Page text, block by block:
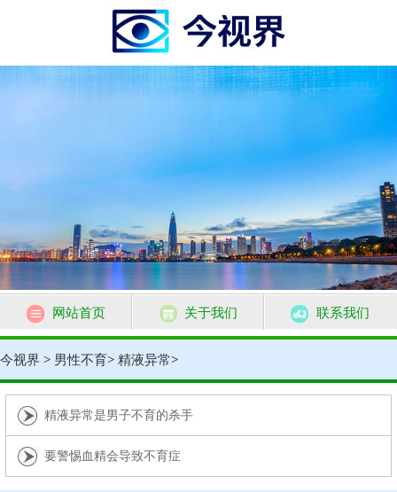
网站首页 关于我们 联系我们
今视界 > 男性不育> 精液异常>
精液异常是男子不育的杀手
要警惕血精会导致不育症